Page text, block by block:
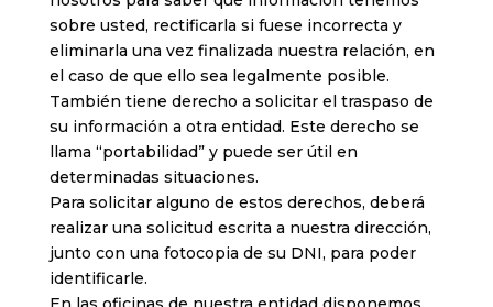
sobre usted, rectificarla si fuese incorrecta y
eliminarla una vez finalizada nuestra relación, en
el caso de que ello sea legalmente posible.
También tiene derecho a solicitar el traspaso de
su información a otra entidad. Este derecho se
llama “portabilidad” y puede ser útil en
determinadas situaciones.
Para solicitar alguno de estos derechos, deberá
realizar una solicitud escrita a nuestra dirección,
junto con una fotocopia de su DNI, para poder
identificarle.